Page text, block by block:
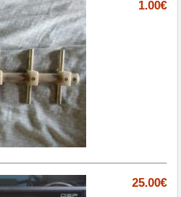
1.00€
25.00€